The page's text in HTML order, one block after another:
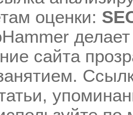
оценки:
делает
сайта